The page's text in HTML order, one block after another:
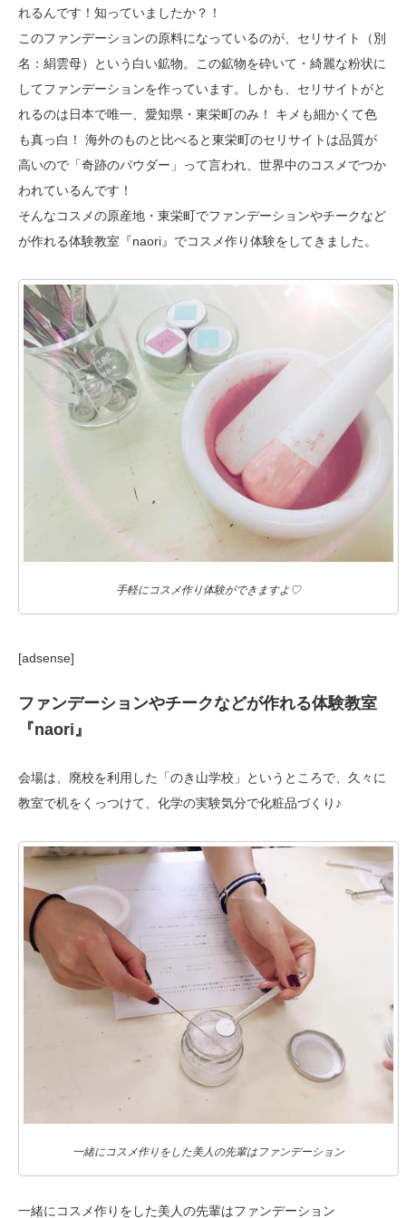
れるんです！知っていましたか？！
このファンデーションの原料になっているのが、セリサイト（別
名：絹雲母）という白い鉱物。この鉱物を砕いて・綺麗な粉状に
してファンデーションを作っています。しかも、セリサイトがと
れるのは日本で唯一、愛知県・東栄町のみ！ キメも細かくて色
も真っ白！ 海外のものと比べると東栄町のセリサイトは品質が
高いので「奇跡のパウダー」って言われ、世界中のコスメでつか
われているんです！
そんなコスメの原産地・東栄町でファンデーションやチークなど
が作れる体験教室『naori』でコスメ作り体験をしてきました。
手軽にコスメ作り体験ができますよ♡
[adsense]
ファンデーションやチークなどが作れる体験教室
『naori』
会場は、廃校を利用した「のき山学校」というところで、久々に
教室で机をくっつけて、化学の実験気分で化粧品づくり♪
一緒にコスメ作りをした美人の先輩はファンデーション
一緒にコスメ作りをした美人の先輩はファンデーション